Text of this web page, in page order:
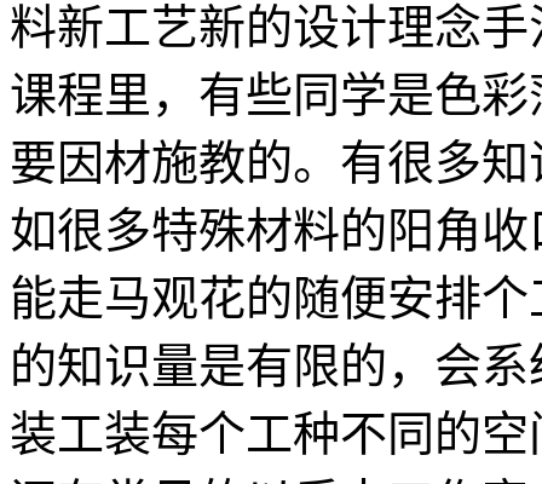
料新工艺新的设计理念
课程里，有些同学是色
要因材施教的。有很多
如很多特殊材料的阳角
能走马观花的随便安排
的知识量是有限的，会
装工装每个工种不同的